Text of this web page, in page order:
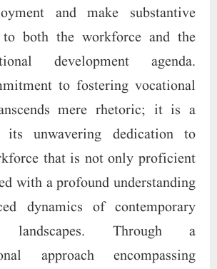
and make substantive
to both the workforce and the
development agenda.
to fostering vocational
mere rhetoric; it is a
its unwavering dedication to
that is not only proficient
with a profound understanding
dynamics of contemporary
landscapes. Through a
approach encompassing